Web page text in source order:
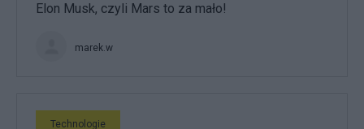
Elon Musk, czyli Mars to za mało!
marek.w
Technologie